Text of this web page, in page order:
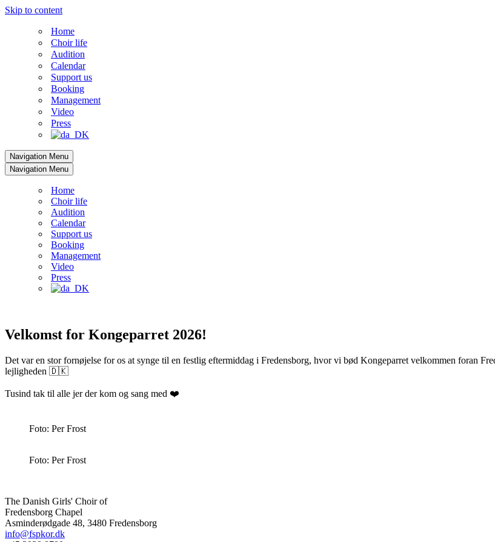
Skip to content
Home
Choir life
Audition
Calendar
Support us
Booking
Management
Video
Press
Navigation Menu
Navigation Menu
Home
Choir life
Audition
Calendar
Support us
Booking
Management
Video
Press
Velkomst for Kongeparret 2026!
Det var en stor fornøjelse for os at synge til en festlig eftermiddag i Fredensborg, hvor vi bød Kongeparret velkommen foran
lejligheden 🇩🇰
Tusind tak til alle jer der kom og sang med ❤️
Foto: Per Frost
Foto: Per Frost
The Danish Girls' Choir of
Fredensborg Chapel
Asminderødgade 48, 3480 Fredensborg
info@fspkor.dk